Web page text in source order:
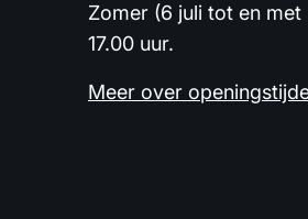
Zomer (6 juli tot en
17.00 uur.
Meer over